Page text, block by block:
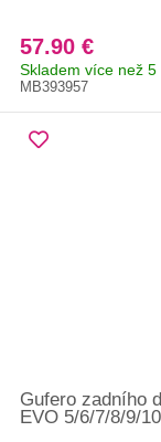
57.90 €
Skladem více než 5
MB393957
Gufero zadního
EVO 5/6/7/8/9/